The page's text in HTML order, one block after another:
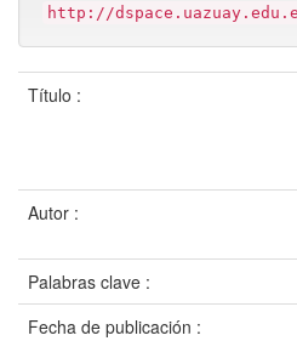
http://
Título :
Autor :
Palabras clave :
Fecha de publicación :